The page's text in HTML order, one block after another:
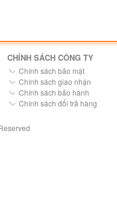
CHÍNH SÁCH CÔNG TY
Chính sách bảo mật
Chính sách giao nhận
Chính sách bảo hành
Chính sách đổi trả hàng